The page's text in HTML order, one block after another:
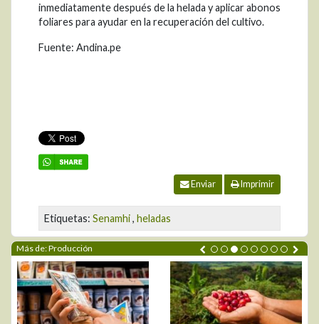
inmediatamente después de la helada y aplicar abonos
foliares para ayudar en la recuperación del cultivo.
Fuente: Andina.pe
Enviar Imprimir
Etiquetas: Senamhi, heladas
Más de: Producción